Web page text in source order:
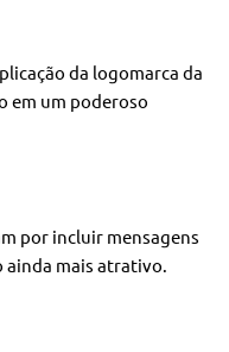
da logomarca da
em um poderoso
por incluir mensagens
mais atrativo.